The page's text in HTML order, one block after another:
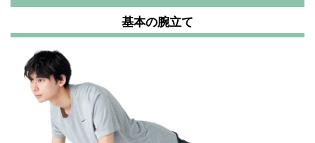
基本の腕立て